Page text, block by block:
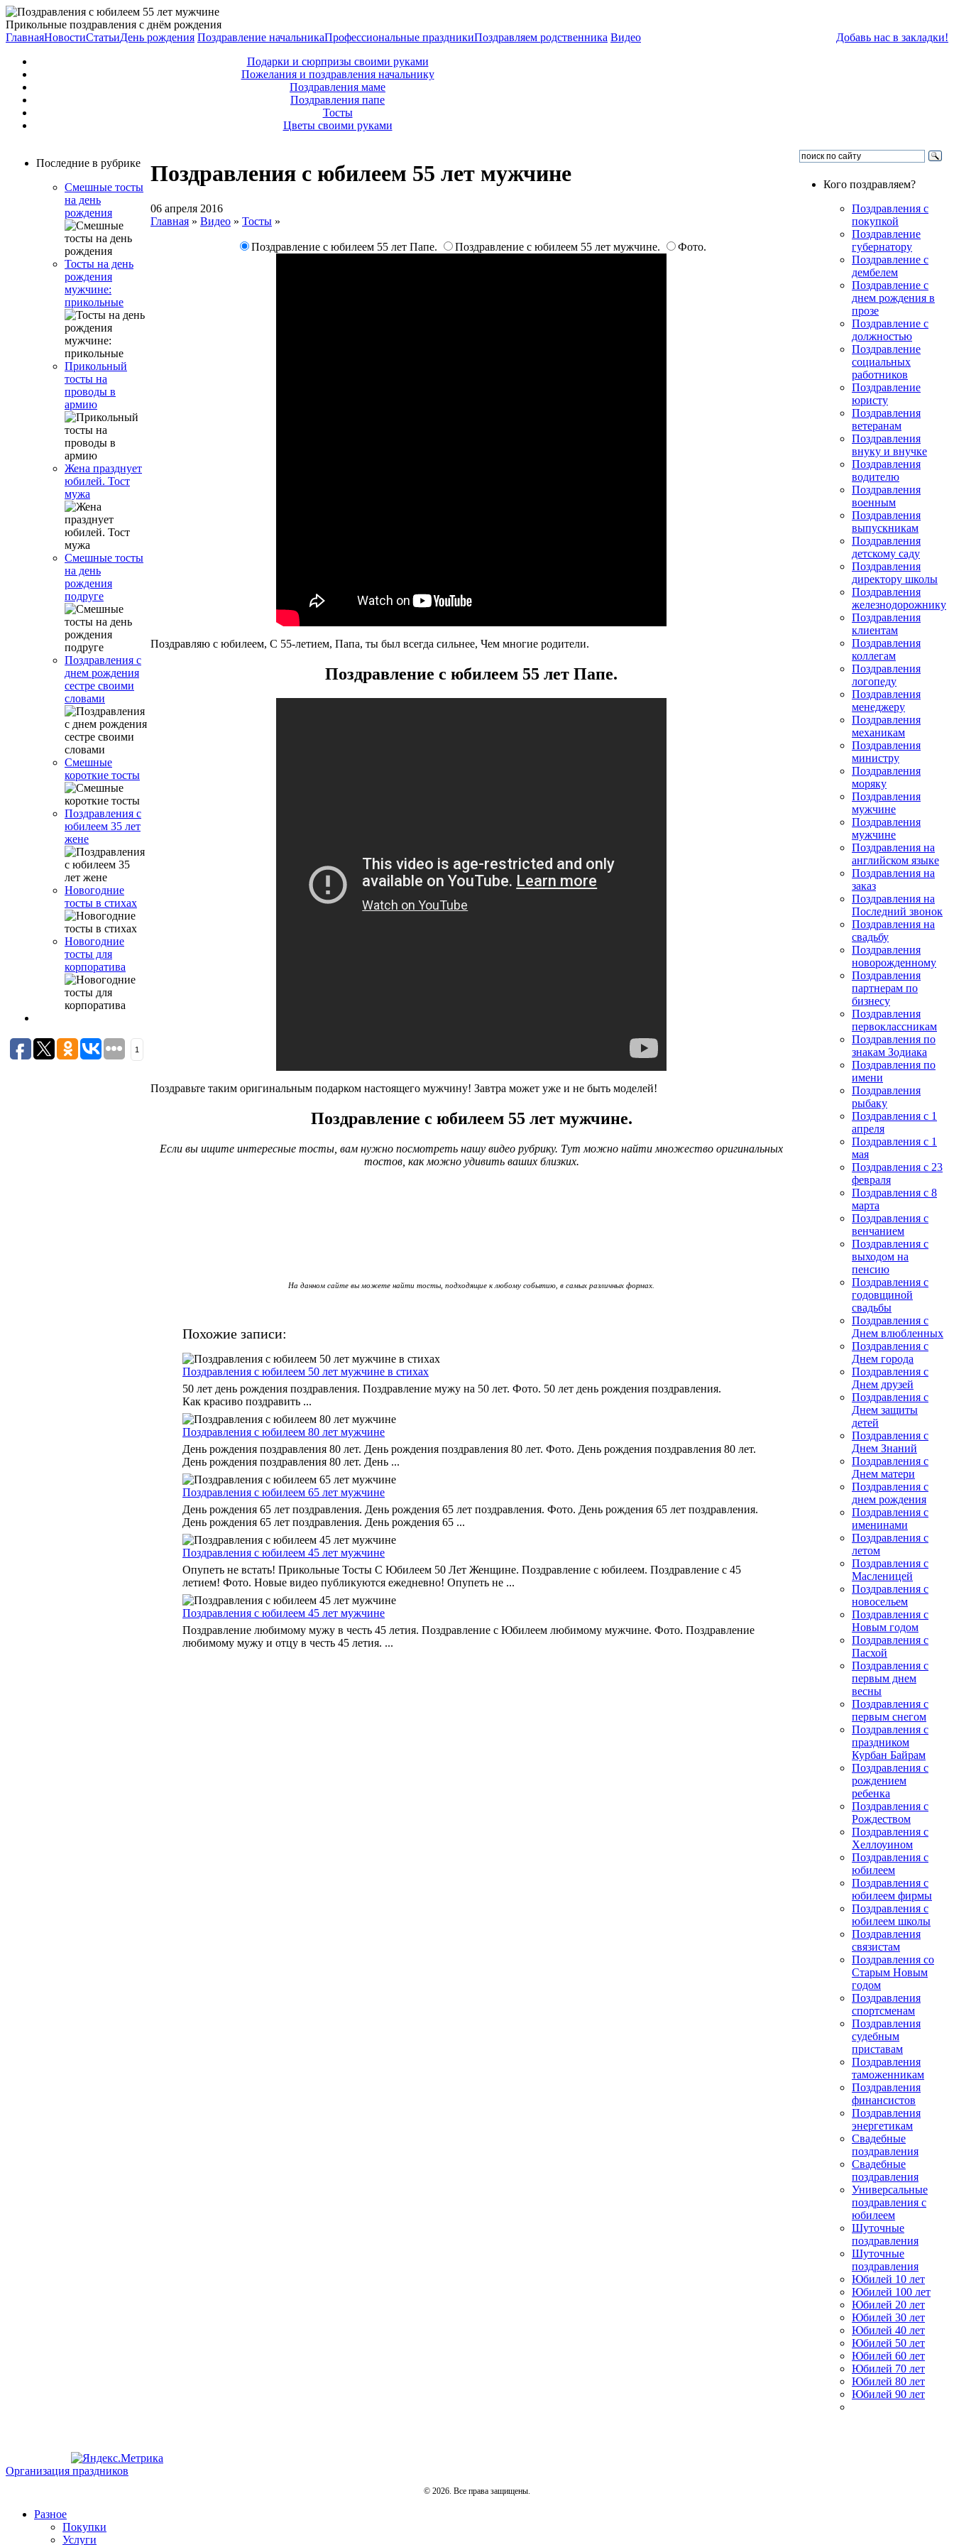
Прикольные поздравления с днём рождения
ГлавнаяНовостиСтатьиДень рождения Поздравление начальникаПрофессиональные праздникиПоздравляем родственника Видео
Подарки и сюрпризы своими руками
Пожелания и поздравления начальнику
Поздравления маме
Поздравления папе
Тосты
Цветы своими руками
Добавь нас в закладки!
Последние в рубрике
Смешные тосты
на день
рождения
Тосты на день
рождения
мужчине:
прикольные
Прикольный
тосты на
проводы в
армию
Жена празднует
юбилей. Тост
мужа
Смешные тосты
на день
рождения
подруге
Поздравления с
днем рождения
сестре своими
словами
Смешные
короткие тосты
Поздравления с
юбилеем 35 лет
жене
Новогодние
тосты в стихах
Новогодние
тосты для
корпоратива
1
Поздравления с юбилеем 55 лет мужчине
06 апреля 2016
Главная » Видео » Тосты »
Поздравление с юбилеем 55 лет Папе. Поздравление с юбилеем 55 лет мужчине. Фото.
Поздравляю с юбилеем, С 55-летием, Папа, ты был всегда сильнее, Чем многие родители.
Поздравление с юбилеем 55 лет Папе.
Поздравьте таким оригинальным подарком настоящего мужчину! Завтра может уже и не быть моделей!
Поздравление с юбилеем 55 лет мужчине.
Если вы ищите интересные тосты, вам нужно посмотреть нашу видео рубрику. Тут можно найти множество оригинальных
тостов, как можно удивить ваших близких.
На данном сайте вы можете найти тосты, подходящие к любому событию, в самых различных формах.
Похожие записи:
Поздравления с юбилеем 50 лет мужчине в стихах
50 лет день рождения поздравления. Поздравление мужу на 50 лет. Фото. 50 лет день рождения поздравления.
Как красиво поздравить ...
Поздравления с юбилеем 80 лет мужчине
День рождения поздравления 80 лет. День рождения поздравления 80 лет. Фото. День рождения поздравления 80 лет.
День рождения поздравления 80 лет. День ...
Поздравления с юбилеем 65 лет мужчине
День рождения 65 лет поздравления. День рождения 65 лет поздравления. Фото. День рождения 65 лет поздравления.
День рождения 65 лет поздравления. День рождения 65 ...
Поздравления с юбилеем 45 лет мужчине
Опупеть не встать! Прикольные Тосты С Юбилеем 50 Лет Женщине. Поздравление с юбилеем. Поздравление с 45
летием! Фото. Новые видео публикуются ежедневно! Опупеть не ...
Поздравления с юбилеем 45 лет мужчине
Поздравление любимому мужу в честь 45 летия. Поздравление с Юбилеем любимому мужчине. Фото. Поздравление
любимому мужу и отцу в честь 45 летия. ...
Кого поздравляем?
Поздравления с
покупкой
Поздравление
губернатору
Поздравление с
дембелем
Поздравление с
днем рождения в
прозе
Поздравление с
должностью
Поздравление
социальных
работников
Поздравление
юристу
Поздравления
ветеранам
Поздравления
внуку и внучке
Поздравления
водителю
Поздравления
военным
Поздравления
выпускникам
Поздравления
детскому саду
Поздравления
директору школы
Поздравления
железнодорожнику
Поздравления
клиентам
Поздравления
коллегам
Поздравления
логопеду
Поздравления
менеджеру
Поздравления
механикам
Поздравления
министру
Поздравления
моряку
Поздравления
мужчине
Поздравления
мужчине
Поздравления на
английском языке
Поздравления на
заказ
Поздравления на
Последний звонок
Поздравления на
свадьбу
Поздравления
новорожденному
Поздравления
партнерам по
бизнесу
Поздравления
первоклассникам
Поздравления по
знакам Зодиака
Поздравления по
имени
Поздравления
рыбаку
Поздравления с 1
апреля
Поздравления с 1
мая
Поздравления с 23
февраля
Поздравления с 8
марта
Поздравления с
венчанием
Поздравления с
выходом на
пенсию
Поздравления с
годовщиной
свадьбы
Поздравления с
Днем влюбленных
Поздравления с
Днем города
Поздравления с
Днем друзей
Поздравления с
Днем защиты
детей
Поздравления с
Днем Знаний
Поздравления с
Днем матери
Поздравления с
днем рождения
Поздравления с
именинами
Поздравления с
летом
Поздравления с
Масленицей
Поздравления с
новосельем
Поздравления с
Новым годом
Поздравления с
Пасхой
Поздравления с
первым днем
весны
Поздравления с
первым снегом
Поздравления с
праздником
Курбан Байрам
Поздравления с
рождением
ребенка
Поздравления с
Рождеством
Поздравления с
Хеллоуином
Поздравления с
юбилеем
Поздравления с
юбилеем фирмы
Поздравления с
юбилеем школы
Поздравления
связистам
Поздравления со
Старым Новым
годом
Поздравления
спортсменам
Поздравления
судебным
приставам
Поздравления
таможенникам
Поздравления
финансистов
Поздравления
энергетикам
Свадебные
поздравления
Свадебные
поздравления
Универсальные
поздравления с
юбилеем
Шуточные
поздравления
Шуточные
поздравления
Юбилей 10 лет
Юбилей 100 лет
Юбилей 20 лет
Юбилей 30 лет
Юбилей 40 лет
Юбилей 50 лет
Юбилей 60 лет
Юбилей 70 лет
Юбилей 80 лет
Юбилей 90 лет
Организация праздников
© 2026. Все права защищены.
Разное
Покупки
Услуги